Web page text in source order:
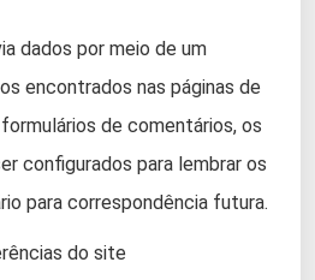
dados por meio de um
encontrados nas páginas de
de comentários, os
configurados para lembrar os
para correspondência futura.
do site